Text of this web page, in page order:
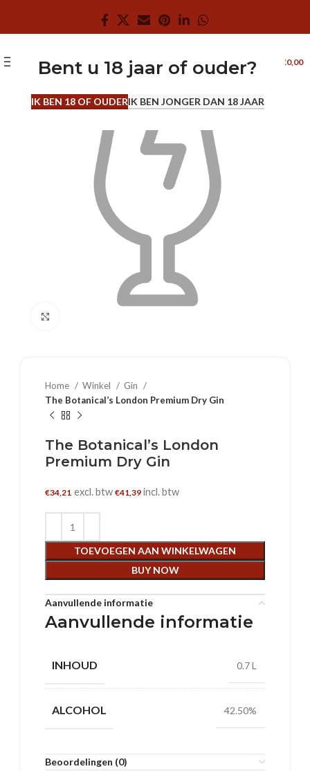
Bent u 18 jaar of ouder?
IK BEN 18 OF OUDERIK BEN JONGER DAN 18 JAAR
MENU €0,00
0.7 L
Home Winkel
Gin
The Botanical’s London Premium Dry Gin
The Botanical’s London
Premium Dry Gin
€34,21 excl. btw €41,39 incl. btw
TOEVOEGEN AAN WINKELWAGEN
BUY NOW
Aanvullende informatie
Aanvullende informatie
INHOUD 0.7 L
ALCOHOL 42.50%
Beoordelingen (0)